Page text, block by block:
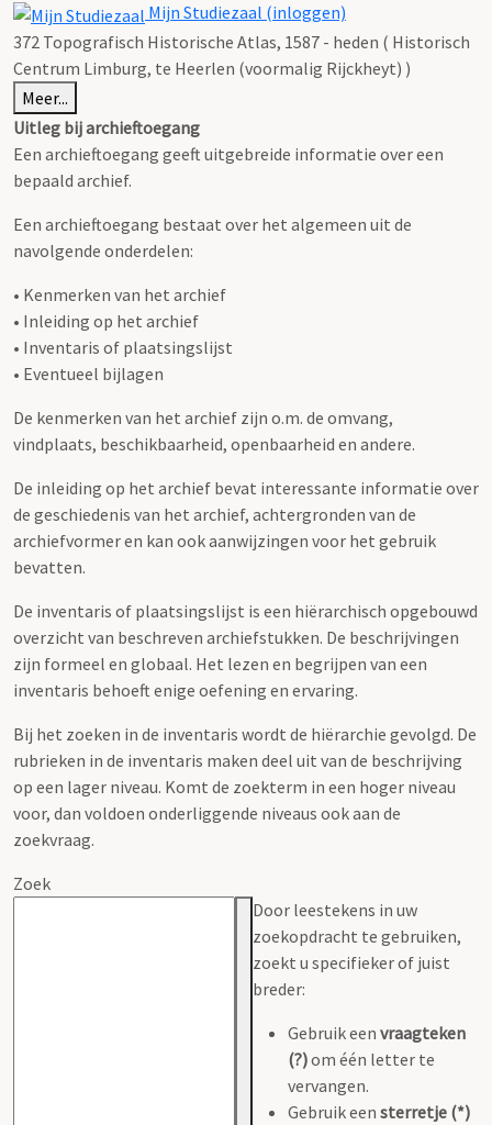
Mijn Studiezaal (inloggen)
372 Topografisch Historische Atlas, 1587 - heden ( Historisch
Centrum Limburg, te Heerlen (voormalig Rijckheyt) )
Meer...
Uitleg bij archieftoegang
Een archieftoegang geeft uitgebreide informatie over een
bepaald archief.
Een archieftoegang bestaat over het algemeen uit de
navolgende onderdelen:
• Kenmerken van het archief
• Inleiding op het archief
• Inventaris of plaatsingslijst
• Eventueel bijlagen
De kenmerken van het archief zijn o.m. de omvang,
vindplaats, beschikbaarheid, openbaarheid en andere.
De inleiding op het archief bevat interessante informatie over
de geschiedenis van het archief, achtergronden van de
archiefvormer en kan ook aanwijzingen voor het gebruik
bevatten.
De inventaris of plaatsingslijst is een hiërarchisch opgebouwd
overzicht van beschreven archiefstukken. De beschrijvingen
zijn formeel en globaal. Het lezen en begrijpen van een
inventaris behoeft enige oefening en ervaring.
Bij het zoeken in de inventaris wordt de hiërarchie gevolgd. De
rubrieken in de inventaris maken deel uit van de beschrijving
op een lager niveau. Komt de zoekterm in een hoger niveau
voor, dan voldoen onderliggende niveaus ook aan de
zoekvraag.
Zoek
Door leestekens in uw
zoekopdracht te gebruiken,
zoekt u specifieker of juist
breder:
Gebruik een vraagteken
(?)om één letter te
vervangen.
Gebruik een sterretje (*)